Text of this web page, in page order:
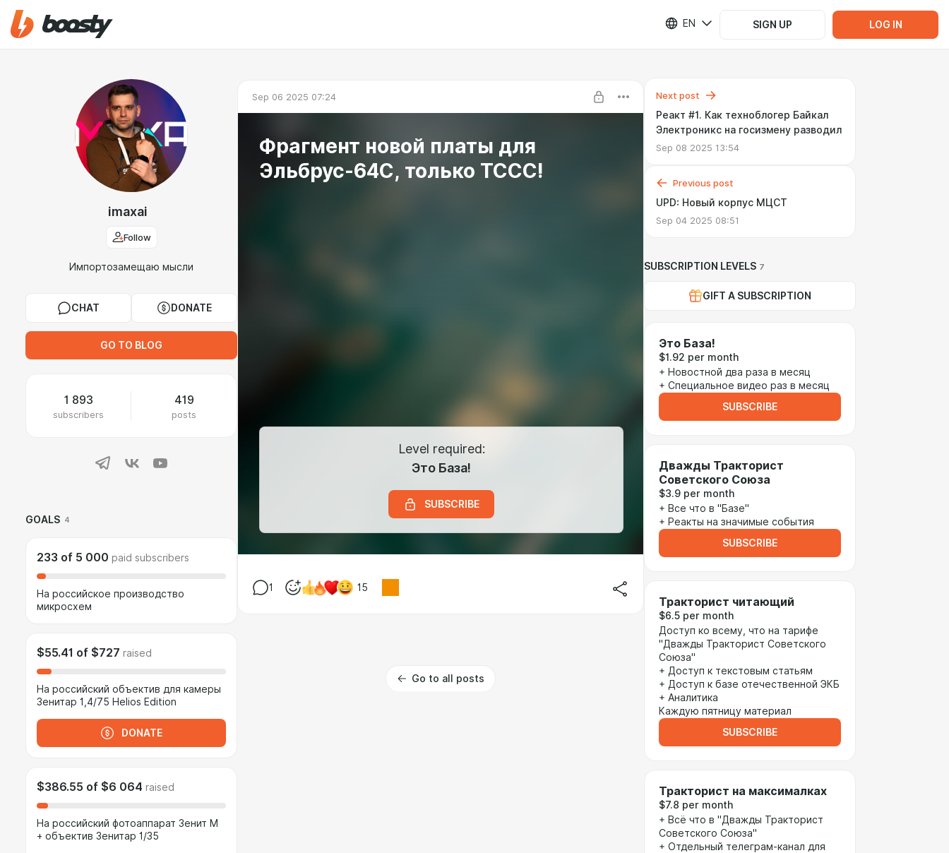
EN SIGN UP LOG IN
imaxai
Follow
Импортозамещаю мысли
CHAT DONATE
GO TO BLOG
1 893
subscribers
419
posts
GOALS 4
233 of 5 000 paid subscribers
На российское производство
микросхем
$55.41 of $727 raised
На российский объектив для камеры
Зенитар 1,4/75 Helios Edition
DONATE
$386.55 of $6 064 raised
На российский фотоаппарат Зенит М
+ объектив Зенитар 1/35
Sep 06 2025 07:24
Фрагмент новой платы для
Эльбрус-64С, только ТССС!
Level required:
Это База!
SUBSCRIBE
1 15
Go to all posts
Next post
Реакт #1. Как техноблогер Байкал
Электроникс на госизмену разводил
Sep 08 2025 13:54
Previous post
UPD: Новый корпус МЦСТ
Sep 04 2025 08:51
SUBSCRIPTION LEVELS 7
GIFT A SUBSCRIPTION
Это База!
$1.92 per month
+ Новостной два раза в месяц
+ Специальное видео раз в месяц
SUBSCRIBE
Дважды Тракторист
Советского Союза
$3.9 per month
+ Все что в "Базе"
+ Реакты на значимые события
SUBSCRIBE
Тракторист читающий
$6.5 per month
Доступ ко всему, что на тарифе
"Дважды Тракторист Советского
Союза"
+ Доступ к текстовым статьям
+ Доступ к базе отечественной ЭКБ
+ Аналитика
Каждую пятницу материал
SUBSCRIBE
Тракторист на максималках
$7.8 per month
+ Всё что в "Дважды Тракторист
Советского Союза"
+ Отдельный телеграм-канал для